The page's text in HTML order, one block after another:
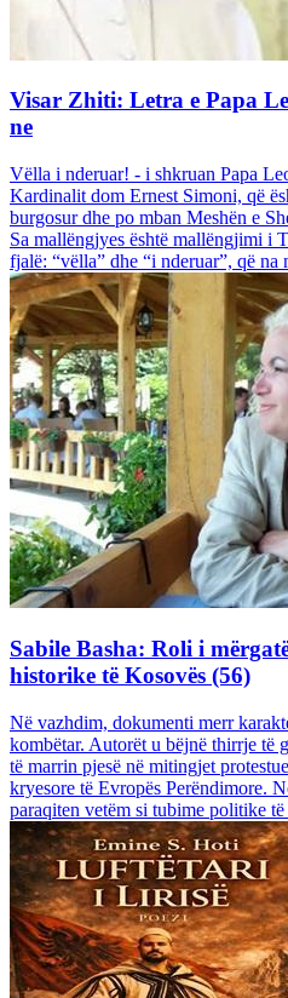
Visar Zhiti: Letra e Papa
ne
Vëlla i nderuar! - i shkruan Papa
Kardinalit dom Ernest Simoni, që
burgosur dhe po mban Meshën e
Sa mallëngjyes është mallëngjimi
fjalë: “vëlla” dhe “i nderuar”, që
Sabile Basha: Roli i
historike të Kosovës (56)
Në vazhdim, dokumenti merr
kombëtar. Autorët u bëjnë thirrje të
të marrin pjesë në mitingjet
kryesore të Evropës Perëndimore.
paraqiten vetëm si tubime politike të